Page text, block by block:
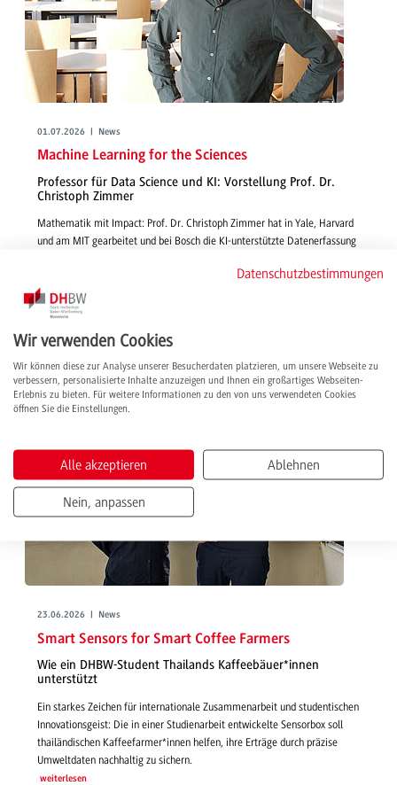
01.07.2026 | News
Machine Learning for the Sciences
Professor für Data Science und KI: Vorstellung Prof. Dr.
Christoph Zimmer
Mathematik mit Impact: Prof. Dr. Christoph Zimmer hat in Yale, Harvard
und am MIT gearbeitet und bei Bosch die KI-unterstützte Datenerfassung
seine Lehre und Forschung, berichtet, warum er sich für die DHBW
entschieden hat und teilt seine internationalen Erfahrungen.
weiterlesen
23.06.2026 | News
Smart Sensors for Smart Coffee Farmers
Wie ein DHBW-Student Thailands Kaffeebäuer*innen
unterstützt
Ein starkes Zeichen für internationale Zusammenarbeit und studentischen
Innovationsgeist: Die in einer Studienarbeit entwickelte Sensorbox soll
thailändischen Kaffeefarmer*innen helfen, ihre Erträge durch präzise
Umweltdaten nachhaltig zu sichern.
weiterlesen
Datenschutzbestimmungen
Wir verwenden Cookies
Wir können diese zur Analyse unserer Besucherdaten platzieren, um unsere Webseite zu
verbessern, personalisierte Inhalte anzuzeigen und Ihnen ein großartiges Webseiten-
Erlebnis zu bieten. Für weitere Informationen zu den von uns verwendeten Cookies
öffnen Sie die Einstellungen.
Alle akzeptieren Ablehnen
Nein, anpassen